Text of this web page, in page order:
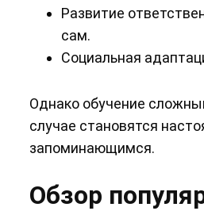
Развитие
сам.
Социальная
Однако обучение
случае становятся
запоминающимся.
Обзор